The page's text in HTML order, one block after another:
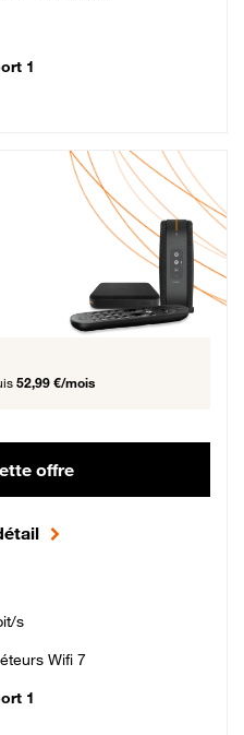
1
57,99 € par mois, Engagement 12 mois
52,99 €/mois
offre
s
Wifi 7
1